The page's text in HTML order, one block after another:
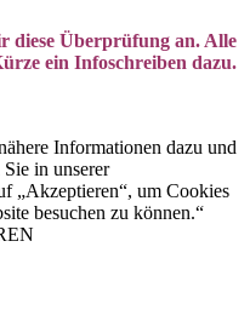
diese Überprüfung an. Alle
ein Infoschreiben dazu.
Informationen dazu und
in unserer
„Akzeptieren“, um Cookies
besuchen zu können.“